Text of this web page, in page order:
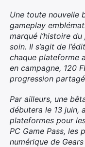
Une toute nouvelle
gameplay
marqué l’histoire
soin. Il s’agit de
chaque plateforme
en campagne, 120
progression
Par ailleurs, une
débutera le 13 juin,
plateformes pour
PC Game Pass, les
numérique de